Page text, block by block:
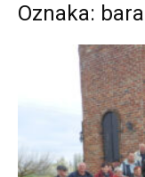
Oznaka: